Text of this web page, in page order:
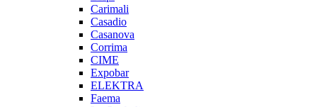
Carimali
Casadio
Casanova
Corrima
CIME
Expobar
ELEKTRA
Faema